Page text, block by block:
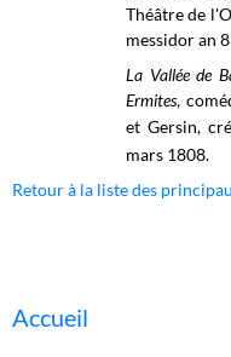
Théâtre de
messidor an
La Vallée de
Ermites,
et Gersin,
mars 1808.
Retour à la liste des
Accueil